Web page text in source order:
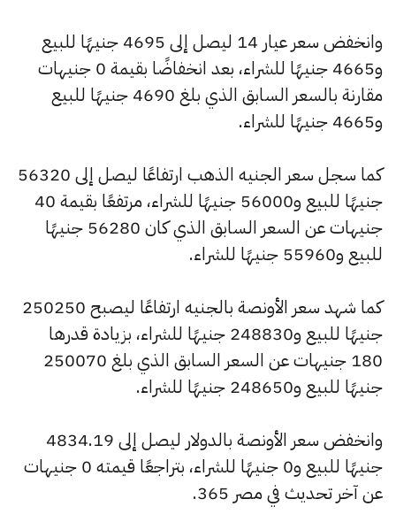
وانخفض سعر عيار 14 ليصل إلى 4695 جنيهًا للبيع
و4665 جنيهًا للشراء، بعد انخفاضًا بقيمة 0 جنيهات
مقارنة بالسعر السابق الذي بلغ 4690 جنيهًا للبيع
و4665 جنيهًا للشراء.
كما سجل سعر الجنيه الذهب ارتفاعًا ليصل إلى 56320
جنيهًا للبيع و56000 جنيهًا للشراء، مرتفعًا بقيمة 40
جنيهات عن السعر السابق الذي كان 56280 جنيهًا
للبيع و55960 جنيهًا للشراء.
كما شهد سعر الأونصة بالجنيه ارتفاعًا ليصبح 250250
جنيهًا للبيع و248830 جنيهًا للشراء، بزيادة قدرها
180 جنيهات عن السعر السابق الذي بلغ 250070
جنيهًا للبيع و248650 جنيهًا للشراء.
وانخفض سعر الأونصة بالدولار ليصل إلى 4834.19
جنيهًا للبيع و0 جنيهًا للشراء، بتراجعًا قيمته 0 جنيهات
عن آخر تحديث في مصر 365.